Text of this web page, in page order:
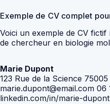
Exemple de CV complet
Voici un exemple de CV
de chercheur en biologie
Marie Dupont
123 Rue de la Science 75005
marie.dupont@email.com
linkedin.com/in/marie-dupont